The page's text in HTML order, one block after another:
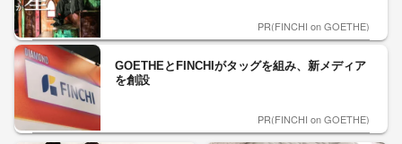
PR(FINCHI on GOETHE)
GOETHEとFINCHIがタッグを組み、新メディア
を創設
PR(FINCHI on GOETHE)